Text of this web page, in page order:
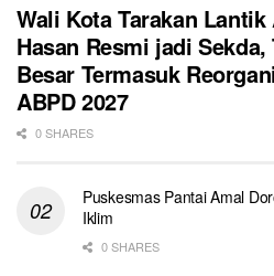
Wali Kota Tarakan
Hasan Resmi jadi
Besar Termasuk
ABPD 2027
0 SHARES
Puskesmas Pantai Amal
Iklim
0 SHARES